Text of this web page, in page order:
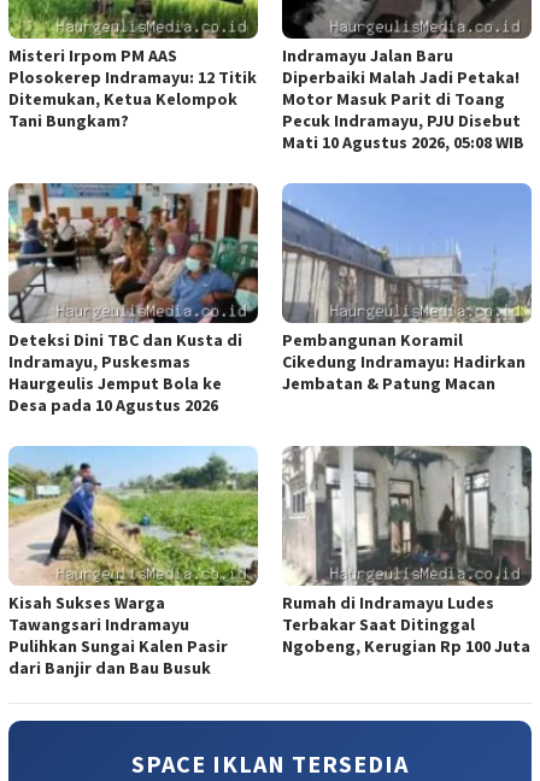
Misteri Irpom PM AAS
Plosokerep Indramayu: 12 Titik
Ditemukan, Ketua Kelompok
Tani Bungkam?
Indramayu Jalan Baru
Diperbaiki Malah Jadi Petaka!
Motor Masuk Parit di Toang
Pecuk Indramayu, PJU Disebut
Mati 10 Agustus 2026, 05:08 WIB
Deteksi Dini TBC dan Kusta di
Indramayu, Puskesmas
Haurgeulis Jemput Bola ke
Desa pada 10 Agustus 2026
Pembangunan Koramil
Cikedung Indramayu: Hadirkan
Jembatan & Patung Macan
Kisah Sukses Warga
Tawangsari Indramayu
Pulihkan Sungai Kalen Pasir
dari Banjir dan Bau Busuk
Rumah di Indramayu Ludes
Terbakar Saat Ditinggal
Ngobeng, Kerugian Rp 100 Juta
SPACE IKLAN TERSEDIA